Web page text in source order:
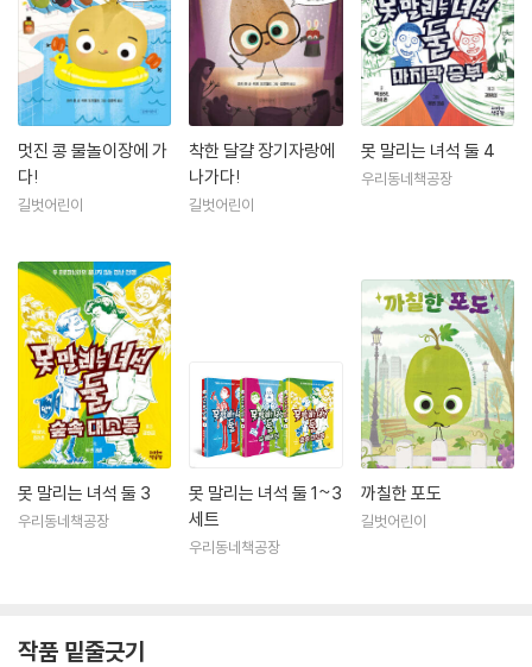
멋진 콩 물놀이장에 가
다!
길벗어린이
착한 달걀 장기자랑에
나가다!
길벗어린이
못 말리는 녀석 둘 4
우리동네책공장
못 말리는 녀석 둘 3
우리동네책공장
못 말리는 녀석 둘 1~3
세트
우리동네책공장
까칠한 포도
길벗어린이
작품 밑줄긋기